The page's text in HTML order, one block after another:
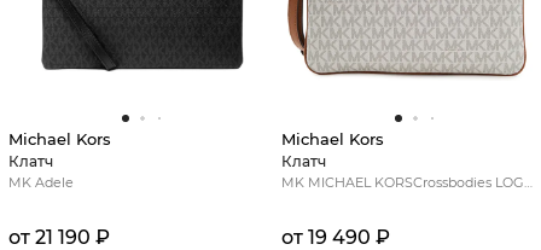
Michael Kors
Клатч
MK Adele
от 21 190 ₽
Michael Kors
Клатч
MK MICHAEL KORSCrossbodies LOGO
от 19 490 ₽